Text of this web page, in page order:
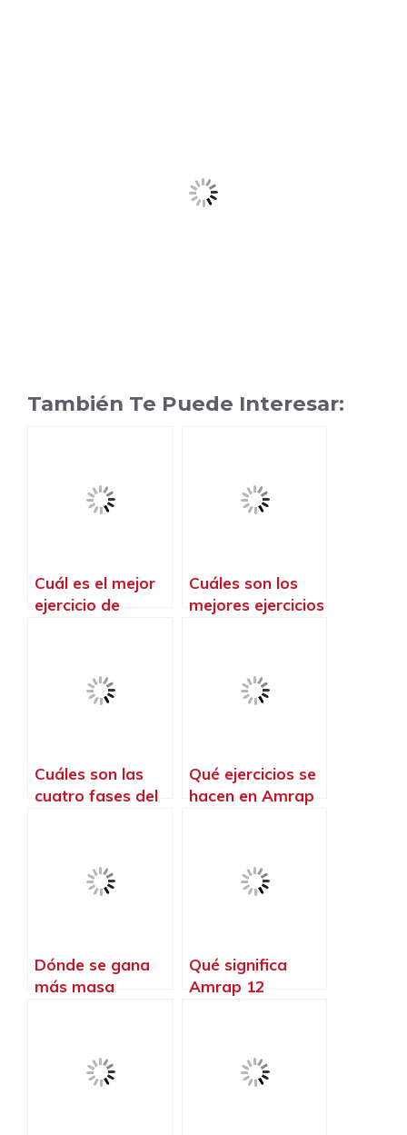
También Te Puede Interesar:
Cuál es el mejor
ejercicio de
Cuáles son los
mejores ejercicios
Cuáles son las
cuatro fases del
Qué ejercicios se
hacen en Amrap
Dónde se gana
más masa
Qué significa
Amrap 12